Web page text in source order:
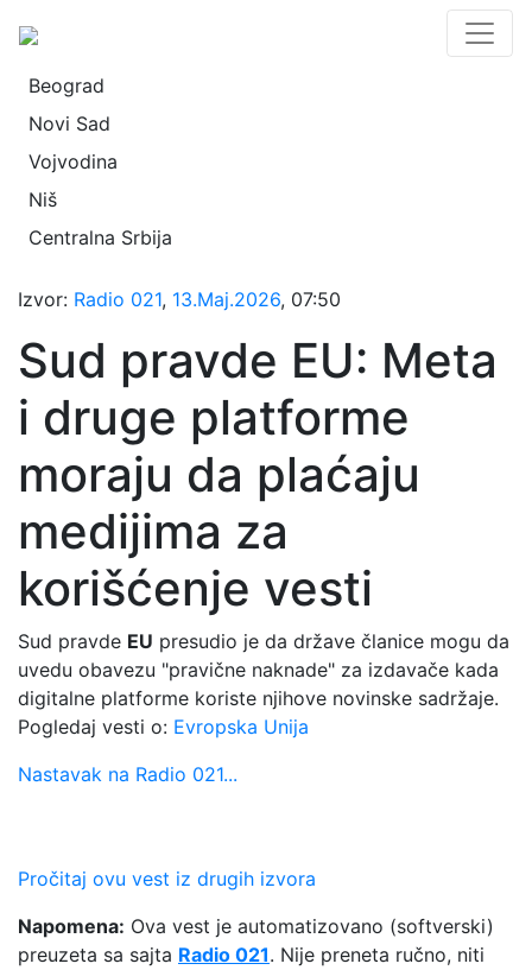
Beograd
Novi Sad
Vojvodina
Niš
Centralna Srbija
Izvor: Radio 021, 13.Maj.2026, 07:50
Sud pravde EU: Meta
i druge platforme
moraju da plaćaju
medijima za
korišćenje vesti
Sud pravde EU presudio je da države članice mogu da
uvedu obavezu "pravične naknade" za izdavače kada
digitalne platforme koriste njihove novinske sadržaje.
Pogledaj vesti o: Evropska Unija
Nastavak na Radio 021...
Pročitaj ovu vest iz drugih izvora
Napomena: Ova vest je automatizovano (softverski)
preuzeta sa sajta Radio 021. Nije preneta ručno, niti